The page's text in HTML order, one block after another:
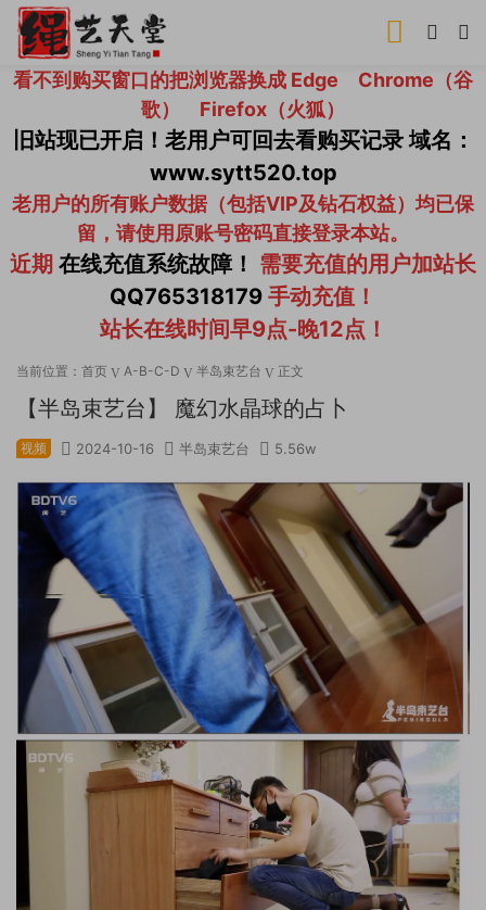
看不到购买窗口的把浏览器换成 Edge Chrome（谷
歌） Firefox（火狐）
旧站现已开启！老用户可回去看购买记录 域名：
www.sytt520.top
老用户的所有账户数据（包括VIP及钻石权益）均已保
留，请使用原账号密码直接登录本站。
近期 在线充值系统故障！ 需要充值的用户加站长
QQ765318179 手动充值！
站长在线时间早9点-晚12点！
当前位置： 首页 A-B-C-D 半岛束艺台 正文
【半岛束艺台】 魔幻水晶球的占卜
视频 2024-10-16 半岛束艺台 5.56w